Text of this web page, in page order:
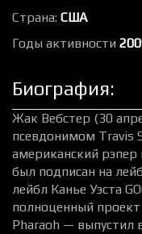
Страна: США
Годы активности
Биография:
Жак Вебстер (30
псевдонимом Travis
американский
был подписан на
лейбл Канье Уэста
полноценный
Pharaoh — выпустил